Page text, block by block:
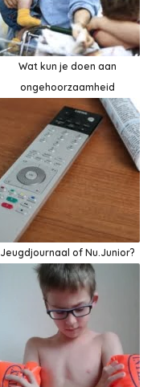
Wat kun je doen aan
ongehoorzaamheid
Jeugdjournaal of Nu.Junior?